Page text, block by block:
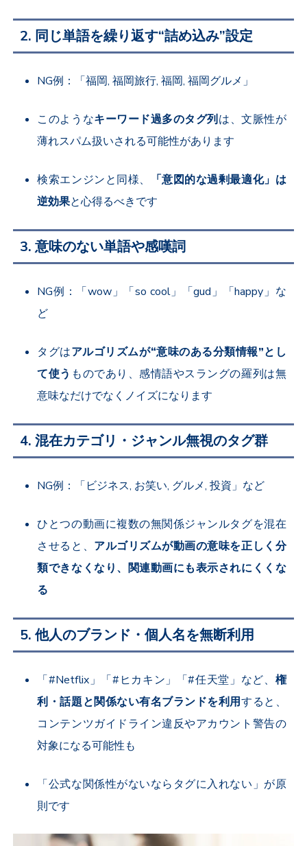
2. 同じ単語を繰り返す“詰め込み”設定
NG例：「福岡, 福岡旅行, 福岡, 福岡グルメ」
このようなキーワード過多のタグ列は、文脈性が
薄れスパム扱いされる可能性があります
検索エンジンと同様、
「意図的な過剰最適化」は
逆効果と心得るべきです
3. 意味のない単語や感嘆詞
NG例：「wow」「so cool」「gud」「happy」な
ど
タグはアルゴリズムが“意味のある分類情報”とし
て使う ものであり、感情語やスラングの羅列は無
意味なだけでなくノイズになります
4. 混在カテゴリ・ジャンル無視のタグ群
NG例：「ビジネス, お笑い, グルメ, 投資」など
ひとつの動画に複数の無関係ジャンルタグを混在
させると、 アルゴリズムが動画の意味を正しく分
類できなくなり、関連動画にも表示されにくくな
る
5. 他人のブランド・個人名を無断利用
「#Netflix」「#ヒカキン」「#任天堂」など、 権
利・話題と関係ない有名ブランドを利用すると、
コンテンツガイドライン違反やアカウント警告の
対象になる可能性も
「公式な関係性がないならタグに入れない」が原
則です